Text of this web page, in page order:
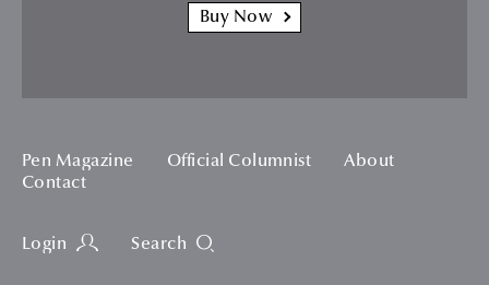
Buy Now
Pen Magazine Official Columnist
About
Contact
Login Search